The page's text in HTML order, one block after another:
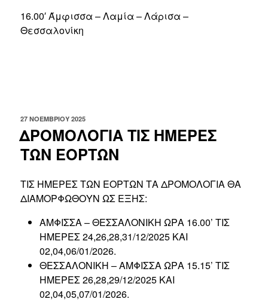
16.00′ Άμφισσα – Λαμία – Λάρισα –
Θεσσαλονίκη
ΔΗΜΟΣΙΕΎΤΗΚΕ
ΣΤΙΣ
27 ΝΟΕΜΒΡΊΟΥ 2025
ΔΡΟΜΟΛΟΓΙΑ ΤΙΣ ΗΜΕΡΕΣ
ΤΩΝ ΕΟΡΤΩΝ
ΤΙΣ ΗΜΕΡΕΣ ΤΩΝ ΕΟΡΤΩΝ ΤΑ ΔΡΟΜΟΛΟΓΙΑ ΘΑ
ΔΙΑΜΟΡΦΩΘΟΥΝ ΩΣ ΕΞΗΣ:
ΑΜΦΙΣΣΑ – ΘΕΣΣΑΛΟΝΙΚΗ ΩΡΑ 16.00’ ΤΙΣ
ΗΜΕΡΕΣ 24,26,28,31/12/2025 ΚΑΙ
02,04,06/01/2026.
ΘΕΣΣΑΛΟΝΙΚΗ – ΑΜΦΙΣΣΑ ΩΡΑ 15.15’ ΤΙΣ
ΗΜΕΡΕΣ 26,28,29/12/2025 ΚΑΙ
02,04,05,07/01/2026.